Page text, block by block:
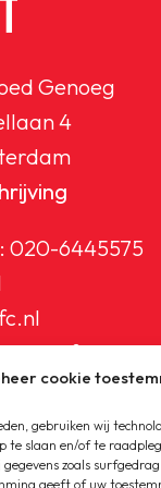
cookie
gebruiken wij
te slaan en/of te
zoals
geeft of uw
Genoeg
4
020-6445575